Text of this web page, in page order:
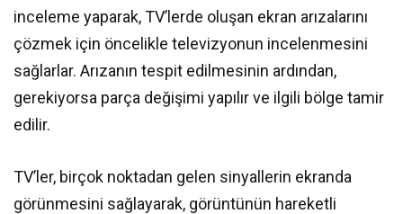
inceleme yaparak, TV’lerde oluşan ekran arızalarını
çözmek için öncelikle televizyonun incelenmesini
sağlarlar. Arızanın tespit edilmesinin ardından,
gerekiyorsa parça değişimi yapılır ve ilgili bölge tamir
edilir.
TV’ler, birçok noktadan gelen sinyallerin ekranda
görünmesini sağlayarak, görüntünün hareketli